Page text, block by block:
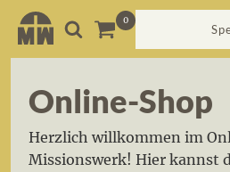
Online-Shop
Herzlich willkommen im
Missionswerk! Hier kannst
nach: